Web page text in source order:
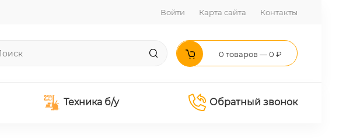
Войти Карта сайта Контакты
0 товаров — 0 ₽
Техника б/у Обратный звонок